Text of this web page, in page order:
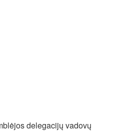
delegacijų vadovų